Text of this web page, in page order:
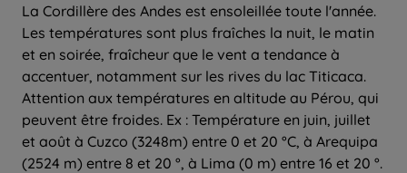
La Cordillère des Andes est ensoleillée toute l'année.
Les températures sont plus fraîches la nuit, le matin
et en soirée, fraîcheur que le vent a tendance à
accentuer, notamment sur les rives du lac Titicaca.
Attention aux températures en altitude au Pérou, qui
peuvent être froides. Ex : Température en juin, juillet
et août à Cuzco (3248m) entre 0 et 20 °C, à Arequipa
(2524 m) entre 8 et 20 °, à Lima (0 m) entre 16 et 20 °.